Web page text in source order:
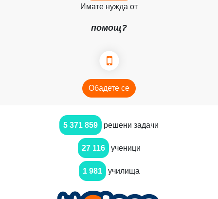
Имате нужда от
помощ?
Обадете се
5 371 859 решени задачи
27 116 ученици
1 981 училища